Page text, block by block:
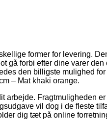
former for levering.
gå forbi efter dine varer den
den billigste mulighed
– Mat khaki orange.
arbejde. Fragtmuligheden
vil dog i de fleste
dig tæt på online